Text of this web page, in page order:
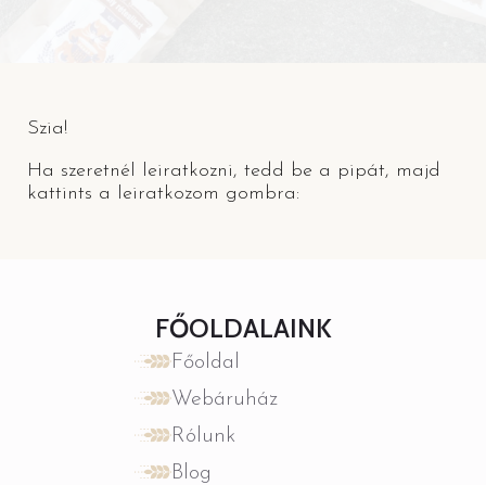
Szia!
Ha szeretnél leiratkozni, tedd be a pipát, majd
kattints a leiratkozom gombra:
FŐOLDALAINK
Főoldal
Webáruház
Rólunk
Blog